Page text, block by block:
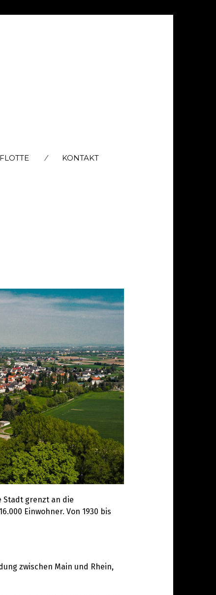
FLOTTE KONTAKT
Stadt grenzt an die
Einwohner. Von 1930 bis
zwischen Main und Rhein,